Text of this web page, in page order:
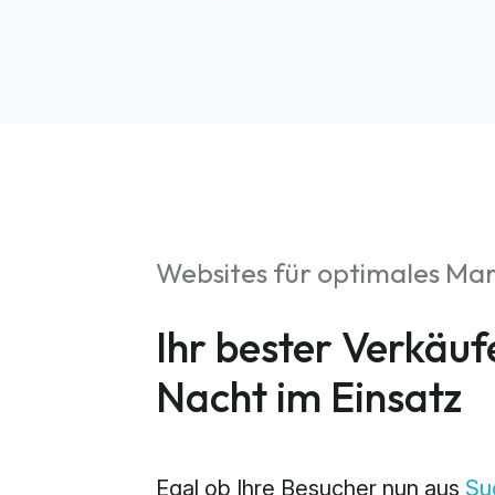
Web
Websites für optimales
Ihr bester
Nacht im Einsatz
Egal ob Ihre Besucher nun aus